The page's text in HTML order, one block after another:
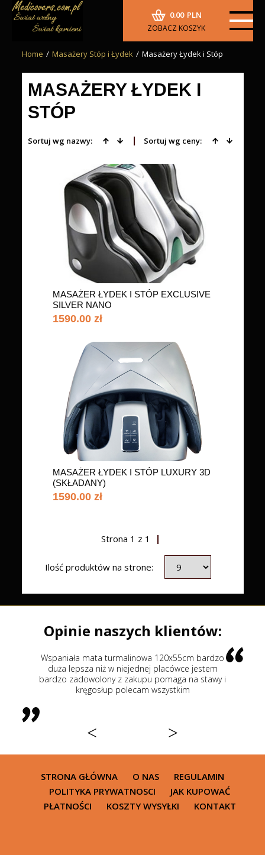
0.00 PLN
ZOBACZ KOSZYK
Home / Masażery Stóp i Łydek / Masażery Łydek i Stóp
MASAŻERY ŁYDEK I
STÓP
Sortuj wg nazwy: Sortuj wg ceny:
MASAŻER ŁYDEK I STÓP EXCLUSIVE
SILVER NANO
1590.00 zł
MASAŻER ŁYDEK I STÓP LUXURY 3D
(SKŁADANY)
1590.00 zł
Strona 1 z 1
Ilość produktów na strone:
Opinie naszych klientów:
turmalinowa 120x55cm bardzo
niż w niejednej placówce jestem
z zakupu pomaga na stawy i
polecam wszystkim
Najlepsze łóżko
leżałem a
sklepów 218 cm
powierzchnia
< >
STRONA GŁÓWNA O NAS
REGULAMIN
POLITYKA PRYWATNOSCI
JAK KUPOWAĆ
PŁATNOŚCI
KOSZTY WYSYŁKI KONTAKT